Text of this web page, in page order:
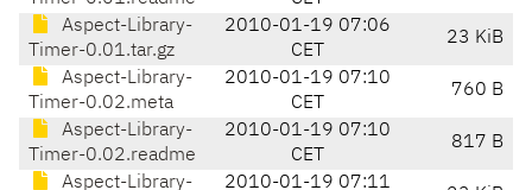
Aspect-Library-
Timer-0.01.tar.gz
2010-01-19 07:06
CET
23 KiB
Aspect-Library-
Timer-0.02.meta
2010-01-19 07:10
CET
760 B
Aspect-Library-
Timer-0.02.readme
2010-01-19 07:10
CET
817 B
Aspect-Library-
2010-01-19 07:11